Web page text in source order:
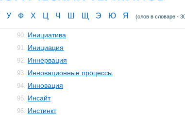
У Ф Х Ц Ч Ш Щ Э Ю Я (слов в словаре -
90. Инициатива
91. Инициация
92. Иннервация
93. Инновационные процессы
94. Инновация
95. Инсайт
96. Инстинкт